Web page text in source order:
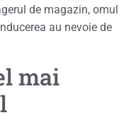
de magazin, omul
au nevoie de
mai